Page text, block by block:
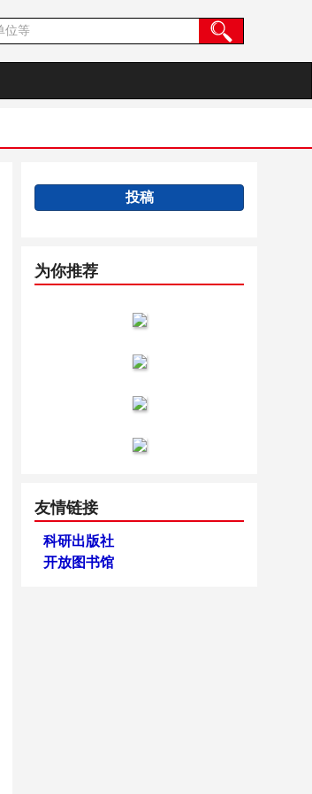
投稿
为你推荐
友情链接
科研出版社
开放图书馆